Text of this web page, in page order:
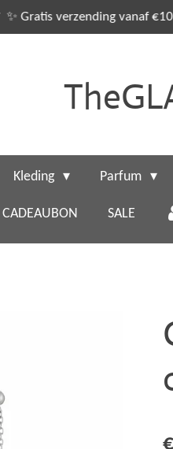
✨ Gratis verzending vanaf
Kleding Parfum
CADEAUBON SALE